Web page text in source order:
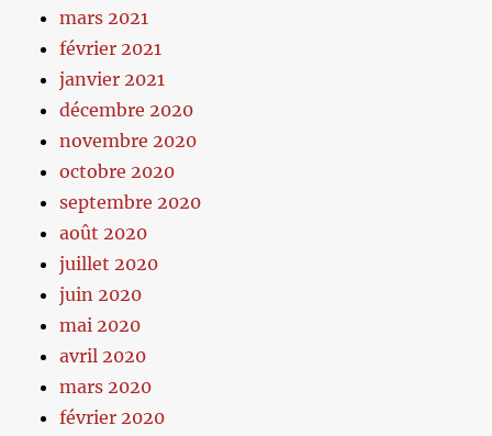
mars 2021
février 2021
janvier 2021
décembre 2020
novembre 2020
octobre 2020
septembre 2020
août 2020
juillet 2020
juin 2020
mai 2020
avril 2020
mars 2020
février 2020